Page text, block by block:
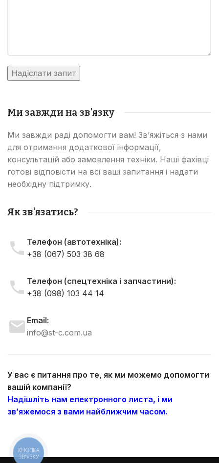
Ми завжди на зв'язку
Ми завжди раді допомогти вам! Зв’яжіться з нами
для отримання додаткової інформації,
консультацій або замовлення техніки. Наші фахівці
готові відповісти на всі ваші запитання і надати
необхідну підтримку.
Як зв'язатись?
Телефон (автотехніка):
+38 (067) 503 38 68
Телефон (спецтехніка і запчастини):
+38 (098) 103 44 14
Email:
info@st-c.com.ua
У вас є питання про те, як ми можемо допомогти
вашій компанії?
Надішліть нам електронного листа, і ми
зв’яжемося з вами найближчим часом.
КНОПКА
ЗВ'ЯЗКУ